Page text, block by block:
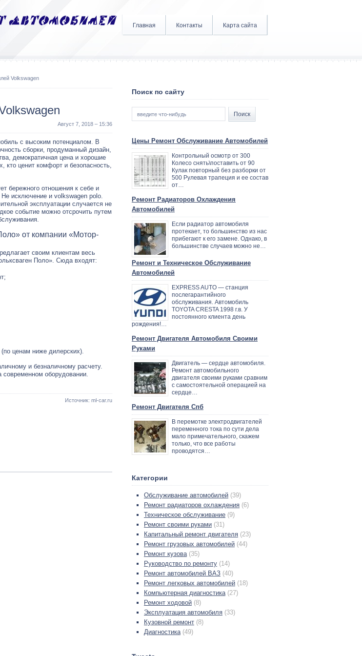
Главная Контакты Карта сайта
Volkswagen
Август 7, 2018 – 15:36
с высоким потенциалом. В
сборки, продуманный дизайн,
демократичная цена и хорошие
кто ценит комфорт и безопасность,
бережного отношения к себе и
исключение и volkswagen polo.
эксплуатации случается не
событие можно отсрочить путем
от компании «Мотор-
своим клиентам весь
Поло». Сюда входят:
(по ценам ниже дилерских).
и безналичному расчету.
оборудовании.
Источник: ml-car.ru
Поиск по сайту
Цены Ремонт Обслуживание Автомобилей
Контрольный осмотр от 300
Колесо снять\поставить от 90
Кулак повторный без разборки от
500 Рулевая трапеция и ее состав
от…
Ремонт Радиаторов Охлаждения
Автомобилей
Если радиатор автомобиля
протекает, то большинство из нас
прибегают к его замене. Однако, в
большинстве случаев можно не…
Ремонт и Техническое Обслуживание
Автомобилей
EXPRESS AUTO — станция
послегарантийного
обслуживания. Автомобиль
TOYOTA CRESTA 1998 г.в. У
постоянного клиента день
рождения!…
Ремонт Двигателя Автомобиля Своими
Руками
Двигатель — сердце автомобиля.
Ремонт автомобильного
двигателя своими руками сравним
с самостоятельной операцией на
сердце…
Ремонт Двигателя Спб
В перемотке электродвигателей
переменного тока по сути дела
мало примечательного, скажем
только, что все работы
проводятся…
Категории
Обслуживание автомобилей (39)
Ремонт радиаторов охлаждения (6)
Техническое обслуживание (9)
Ремонт своими руками (31)
Капитальный ремонт двигателя (23)
Ремонт грузовых автомобилей (44)
Ремонт кузова (35)
Руководство по ремонту (14)
Ремонт автомобилей ВАЗ (40)
Ремонт легковых автомобилей (18)
Компьютерная диагностика (27)
Ремонт ходовой (8)
Эксплуатация автомобиля (33)
Кузовной ремонт (8)
Диагностика (49)